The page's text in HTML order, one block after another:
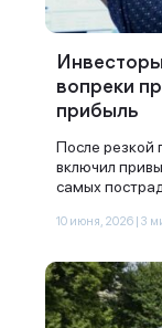
вопреки
прибыль
После резкой
включил
самых
10 июня, 2026 | 3